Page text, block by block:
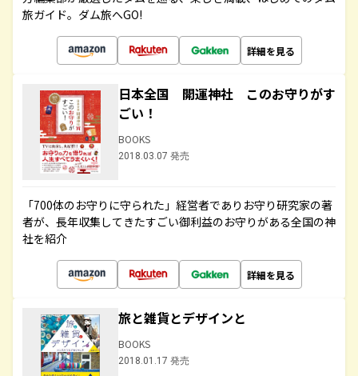
旅ガイド。ダム旅へGO!
詳細を見る
日本全国 開運神社 このお守りがす
ごい！
BOOKS
2018.03.07 発売
「700体のお守りに守られた」経営者でありお守り研究家の著
者が、長年収集してきたすごい御利益のお守りがある全国の神
社を紹介
詳細を見る
旅と雑貨とデザインと
BOOKS
2018.01.17 発売